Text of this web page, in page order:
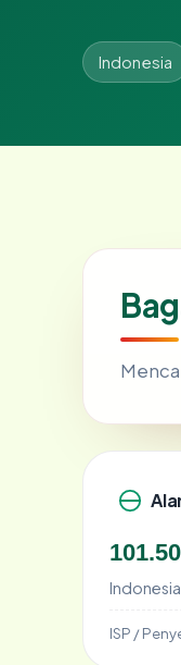
Indonesia
Indonesia
ISP /